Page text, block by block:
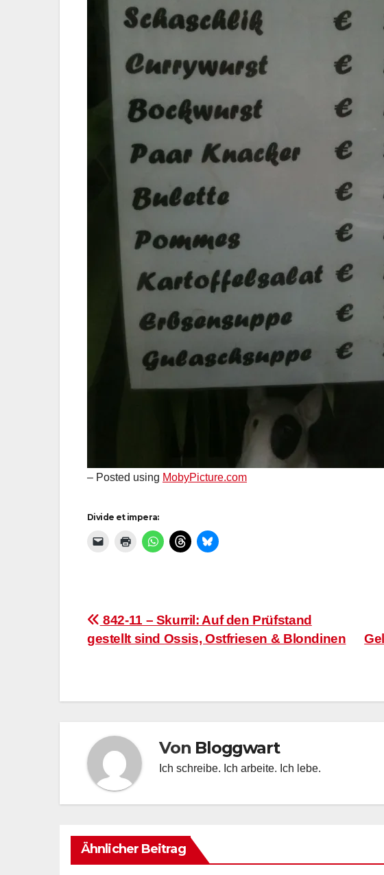
– Posted using MobyPicture.com
Divide et impera:
Beitragsnavigation
842-11 – Skurril: Auf den Prüfstand
gestellt sind Ossis, Ostfriesen & Blondinen
Von Bloggwart
Ich schreibe. Ich arbeite. Ich lebe.
Ähnlicher Beitrag